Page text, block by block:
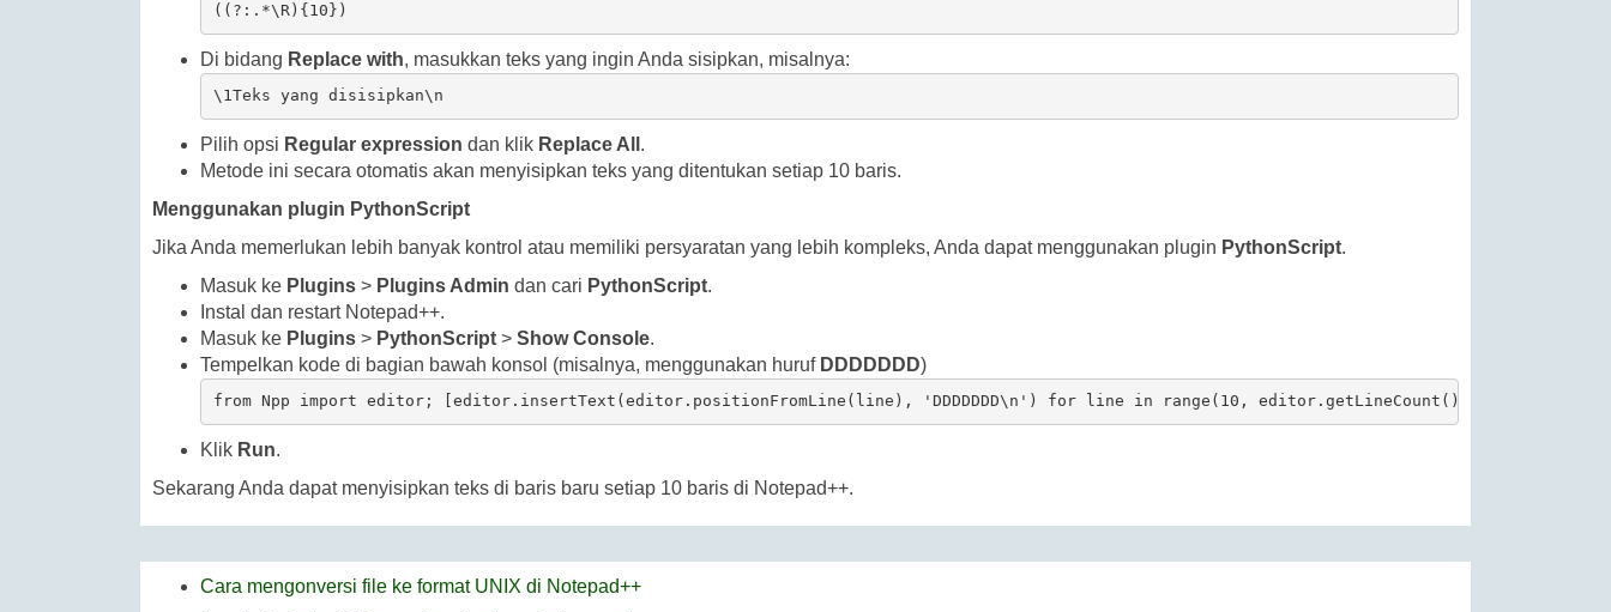
((?:.*\R){10})
Di bidang Replace with, masukkan teks yang ingin Anda sisipkan, misalnya:
\1Teks yang disisipkan\n
Pilih opsi Regular expression dan klik Replace All .
Metode ini secara otomatis akan menyisipkan teks yang ditentukan setiap 10 baris.
Menggunakan plugin PythonScript
Jika Anda memerlukan lebih banyak kontrol atau memiliki persyaratan yang lebih kompleks, Anda dapat menggunakan plugin PythonScript.
Masuk ke Plugins > Plugins Admin dan cari PythonScript.
Instal dan restart Notepad++.
Masuk ke Plugins > PythonScript > Show Console.
Tempelkan kode di bagian bawah konsol (misalnya, menggunakan huruf DDDDDDD)
Klik Run.
Sekarang Anda dapat menyisipkan teks di baris baru setiap 10 baris di Notepad++.
Cara mengonversi file ke format UNIX di Notepad++